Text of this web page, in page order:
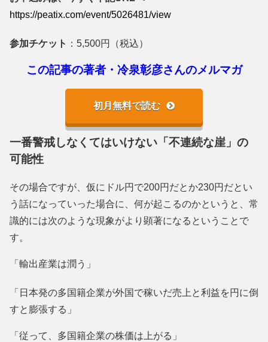
https://peatix.com/event/5026481/view
参加チケット ：5,500円（税込）
この記事の著者・冷泉彰彦さんのメルマガ
初月無料で読む
一番警戒しなくてはいけない「不連続な崖」の
可能性
その場合ですが、仮にドル円で200円だとか230円だとい
う話になっていった場合に、何が起こるのかというと、常
識的には次のような現象がより顕著になるということで
す。
「輸出産業は潤う」
「日本発の多国籍企業が外国で稼いだ売上と利益を円に倒
すと膨張する」
「従って、多国籍企業の株価は上がる」